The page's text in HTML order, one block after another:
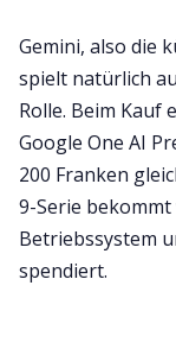
Gemini, also die
spielt natürlich
Rolle. Beim Kauf
Google One AI
200 Franken
9-Serie
Betriebssystem
spendiert.